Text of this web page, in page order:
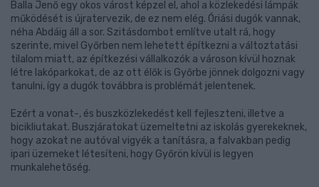
Balla Jenő egy okos várost képzel el, ahol a közlekedési lámpák
működését is újratervezik, de ez nem elég. Óriási dugók vannak,
néha Abdáig áll a sor. Szitásdombot említve utalt rá, hogy
szerinte, mivel Győrben nem lehetett építkezni a változtatási
tilalom miatt, az építkezési vállalkozók a városon kívül hoznak
létre lakóparkokat, de az ott élők is Győrbe jönnek dolgozni vagy
tanulni, így a dugók továbbra is problémát jelentenek.
Ezért a vonat-, és buszközlekedést kell fejleszteni, illetve a
bicikliutakat. Buszjáratokat üzemeltetni az iskolás gyerekeknek,
hogy azokat ne autóval vigyék a tanításra, a falvakban pedig
ipari üzemeket létesíteni, hogy Győrön kívül is legyen
munkalehetőség.